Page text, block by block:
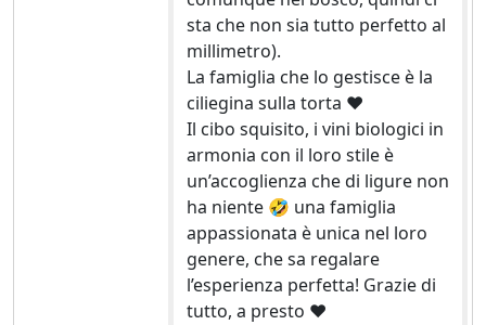
sta che non sia tutto perfetto al
millimetro).
La famiglia che lo gestisce è la
ciliegina sulla torta ❤️
Il cibo squisito, i vini biologici in
armonia con il loro stile è
un’accoglienza che di ligure non
ha niente 🤣 una famiglia
appassionata è unica nel loro
genere, che sa regalare
l’esperienza perfetta! Grazie di
tutto, a presto ❤️